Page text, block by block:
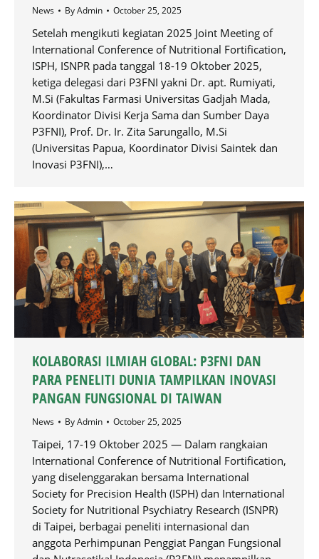
News ByAdmin October 25, 2025
Setelah mengikuti kegiatan 2025 Joint Meeting of
International Conference of Nutritional Fortification,
ISPH, ISNPR pada tanggal 18-19 Oktober 2025,
ketiga delegasi dari P3FNI yakni Dr. apt. Rumiyati,
M.Si (Fakultas Farmasi Universitas Gadjah Mada,
Koordinator Divisi Kerja Sama dan Sumber Daya
P3FNI), Prof. Dr. Ir. Zita Sarungallo, M.Si
(Universitas Papua, Koordinator Divisi Saintek dan
Inovasi P3FNI),…
KOLABORASI ILMIAH GLOBAL: P3FNI DAN
PARA PENELITI DUNIA TAMPILKAN INOVASI
PANGAN FUNGSIONAL DI TAIWAN
News ByAdmin October 25, 2025
Taipei, 17-19 Oktober 2025 — Dalam rangkaian
International Conference of Nutritional Fortification,
yang diselenggarakan bersama International
Society for Precision Health (ISPH) dan International
Society for Nutritional Psychiatry Research (ISNPR)
di Taipei, berbagai peneliti internasional dan
anggota Perhimpunan Penggiat Pangan Fungsional